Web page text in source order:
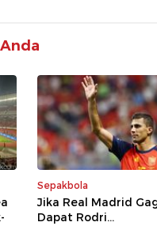
Sepakbola
Jika Real Madrid
Dapat Rodri...